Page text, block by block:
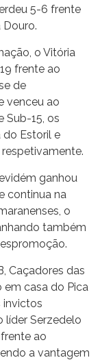
5-6 frente
o Vitória
frente ao
de
venceu ao
Sub-15, os
Estoril e
ganhou
continua na
o
também
Caçadores das
em casa do Pica
invictos
líder Serzedelo
ao
a vantagem